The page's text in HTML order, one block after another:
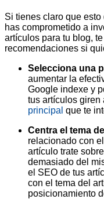
Si tienes claro que
has comprometido a
artículos para tu blog,
recomendaciones si
Selecciona una
aumentar la
Google indexe y
tus artículos giren
principal que te
Centra el tema
relacionado con
artículo trate
demasiado del
el SEO de tus
con el tema del
posicionamiento